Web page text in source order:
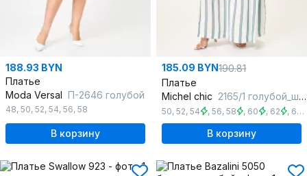
188.93 BYN
Платье
Moda Versal П-2646 голубой
48, 50, 52, 54, 56, 58
В корзину
185.09 BYN190.81
Платье
Michel chic 2165/1 голубой_штрих
50, 52, 54 , 56, 58 , 60 , 62 , 64
В корзину